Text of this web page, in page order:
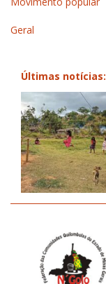
Geral
Últimas notícias: